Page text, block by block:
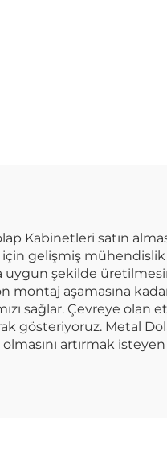
Kabinetleri satın
gelişmiş
uygun şekilde
montaj aşamasına
sağlar. Çevreye
gösteriyoruz. Metal
artırmak